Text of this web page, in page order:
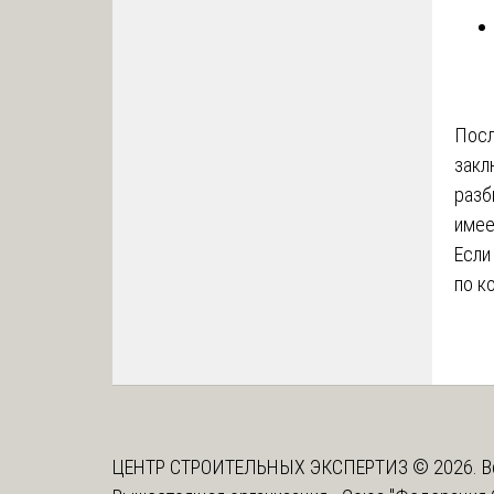
по
ЦЕНТР СТРОИТЕЛЬНЫХ ЭКСПЕРТИЗ © 2026.